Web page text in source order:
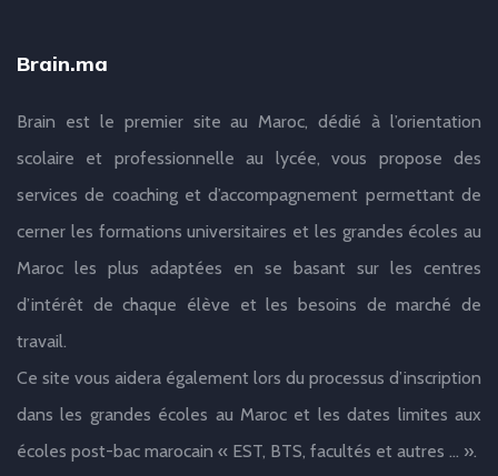
Brain.ma
Brain est le premier site au Maroc, dédié à l’orientation
scolaire et professionnelle au lycée, vous propose des
services de coaching et d’accompagnement permettant de
cerner les formations universitaires et les grandes écoles au
Maroc les plus adaptées en se basant sur les centres
d’intérêt de chaque élève et les besoins de marché de
travail.
Ce site vous aidera également lors du processus d’inscription
dans les grandes écoles au Maroc et les dates limites aux
écoles post-bac marocain « EST, BTS, facultés et autres … ».